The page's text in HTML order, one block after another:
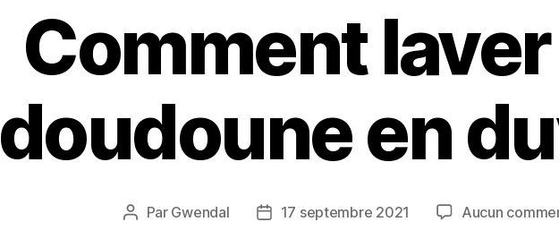
Comment
doudoune en
Auteur
Par Gwendal
Date17 septembre 2021 Aucun